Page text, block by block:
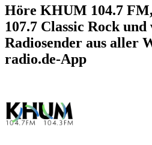
Höre KHUM 104.7
107.7 Classic Rock
Radiosender aus aller
radio.de-App